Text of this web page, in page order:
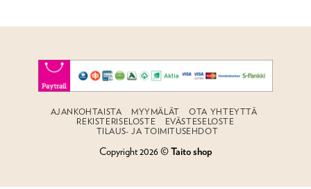
AJANKOHTAISTA MYYMÄLÄT
OTA YHTEYTTÄ
REKISTERISELOSTE
EVÄSTESELOSTE
TILAUS- JA TOIMITUSEHDOT
Copyright 2026 ©Taito shop